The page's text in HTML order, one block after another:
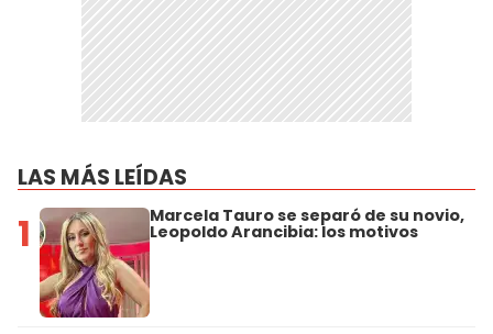
LAS MÁS LEÍDAS
1 Marcela Tauro se separó de su novio,
Leopoldo Arancibia: los motivos